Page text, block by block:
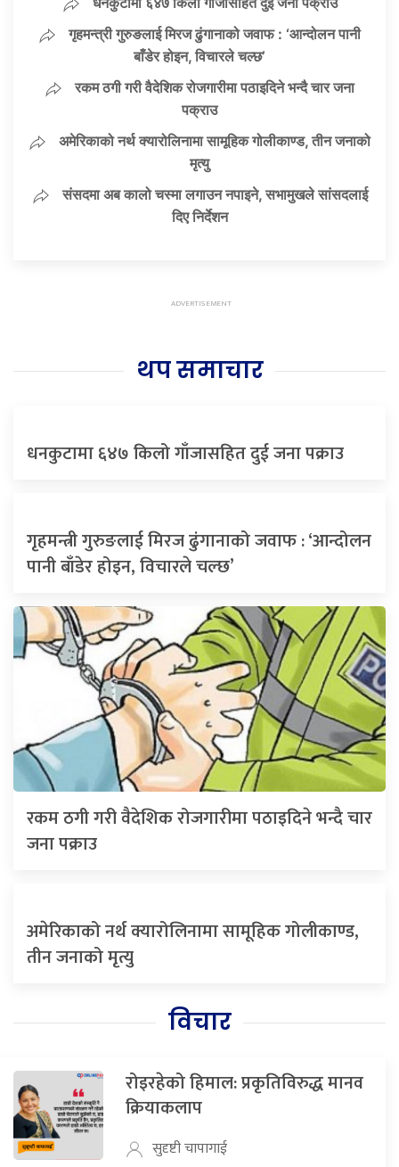
गृहमन्त्री गुरुङलाई मिरज ढुंगानाको जवाफ : ‘आन्दोलन पानी
बाँडेर होइन, विचारले चल्छ’
रकम ठगी गरी वैदेशिक रोजगारीमा पठाइदिने भन्दै चार जना
पक्राउ
अमेरिकाको नर्थ क्यारोलिनामा सामूहिक गोलीकाण्ड, तीन जनाको
मृत्यु
संसदमा अब कालो चस्मा लगाउन नपाइने, सभामुखले सांसदलाई
दिए निर्देशन
थप समाचार
धनकुटामा ६४७ किलो गाँजासहित दुई जना पक्राउ
गृहमन्त्री गुरुङलाई मिरज ढुंगानाको जवाफ : ‘आन्दोलन
पानी बाँडेर होइन, विचारले चल्छ’
रकम ठगी गरी वैदेशिक रोजगारीमा पठाइदिने भन्दै चार
जना पक्राउ
अमेरिकाको नर्थ क्यारोलिनामा सामूहिक गोलीकाण्ड,
तीन जनाको मृत्यु
विचार
रोइरहेको हिमाल: प्रकृतिविरुद्ध मानव
क्रियाकलाप
सुदृष्टी चापागाई